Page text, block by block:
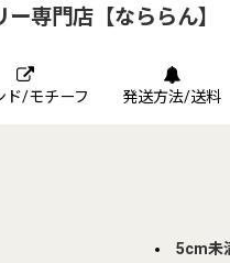
専門店【なららん】
ド/モチーフ 発送方法/送料
5cm未